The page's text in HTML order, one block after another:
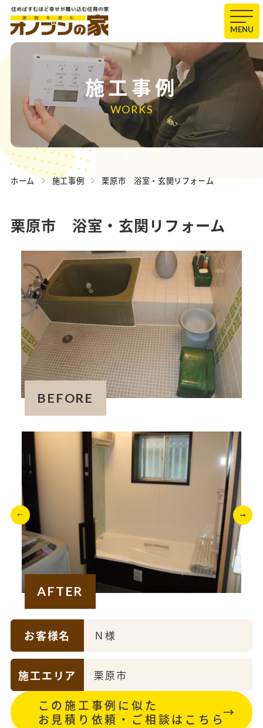
MENU
施工事例
WORKS
ホーム 施工事例 栗原市 浴室・玄関リフォーム
栗原市 浴室・玄関リフォーム
BEFORE
AFTER
お客様名 Ｎ様
施工エリア 栗原市
この施工事例に似た
お見積り依頼・ご相談はこちら